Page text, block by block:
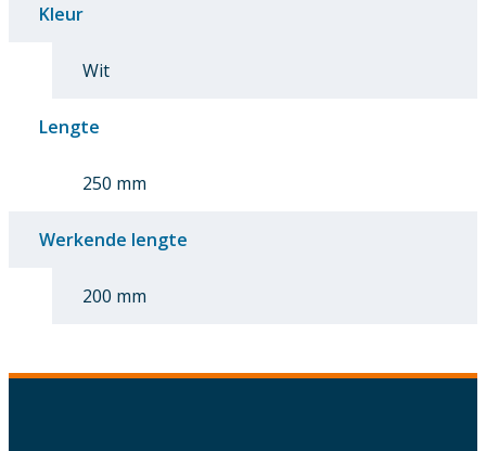
Kleur
Wit
Lengte
250 mm
Werkende lengte
200 mm